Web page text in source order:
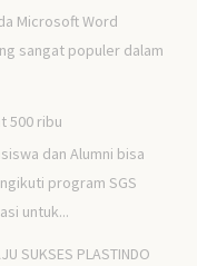
Microsoft Word
sangat populer dalam
500 ribu
dan Alumni bisa
program SGS
untuk...
SUKSES PLASTINDO